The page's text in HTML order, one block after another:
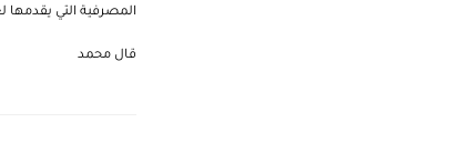
المصرفية التي يقدمها
قال محمد